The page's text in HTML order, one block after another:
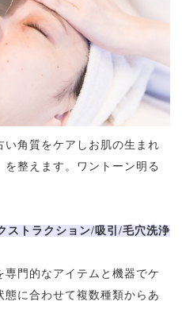
い角質をケアしお肌の生まれ
整えます。ワントーン明る
ストラクション/吸引/毛穴洗浄
専門的なアイテムと機器でケ
に合わせて複数種類からあ